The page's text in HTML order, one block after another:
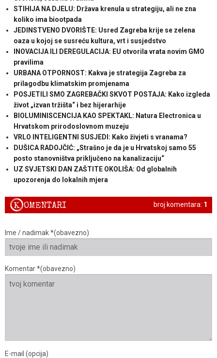
STIHIJA NA DJELU: Država krenula u strategiju, ali ne zna
koliko ima biootpada
JEDINSTVENO DVORIŠTE: Usred Zagreba krije se zelena
oaza u kojoj se susreću kultura, vrt i susjedstvo
INOVACIJA ILI DEREGULACIJA: EU otvorila vrata novim GMO
pravilima
URBANA OTPORNOST: Kakva je strategija Zagreba za
prilagodbu klimatskim promjenama
POSJETILI SMO ZAGREBAČKI SKVOT POSTAJA: Kako izgleda
život „izvan tržišta“ i bez hijerarhije
BIOLUMINISCENCIJA KAO SPEKTAKL: Natura Electronica u
Hrvatskom prirodoslovnom muzeju
VRLO INTELIGENTNI SUSJEDI: Kako živjeti s vranama?
DUŠICA RADOJČIĆ: „Strašno je da je u Hrvatskoj samo 55
posto stanovništva priključeno na kanalizaciju“
UZ SVJETSKI DAN ZAŠTITE OKOLIŠA: Od globalnih
upozorenja do lokalnih mjera
broj komentara: 1
KOMENTARI
Ime / nadimak *(obavezno)
Komentar *(obavezno)
E-mail (opcija)